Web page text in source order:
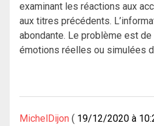
examinant les réactions aux
aux titres précédents.
abondante. Le problème est
émotions réelles ou simulées
MichelDijon 19/12/2020 à